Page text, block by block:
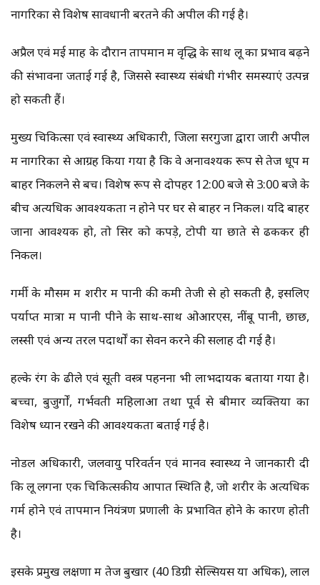
नागरिकों से विशेष सावधानी बरतने की अपील की गई है।
अप्रैल एवं मई माह के दौरान तापमान में वृद्धि के साथ लू का प्रभाव बढ़ने
की संभावना जताई गई है, जिससे स्वास्थ्य संबंधी गंभीर समस्याएं उत्पन्न
हो सकती हैं।
मुख्य चिकित्सा एवं स्वास्थ्य अधिकारी, जिला सरगुजा द्वारा जारी अपील
में नागरिकों से आग्रह किया गया है कि वे अनावश्यक रूप से तेज धूप में
बाहर निकलने से बचें। विशेष रूप से दोपहर 12:00 बजे से 3:00 बजे के
बीच अत्यधिक आवश्यकता न होने पर घर से बाहर न निकलें। यदि बाहर
जाना आवश्यक हो, तो सिर को कपड़े, टोपी या छाते से ढककर ही
निकलें।
गर्मी के मौसम में शरीर में पानी की कमी तेजी से हो सकती है, इसलिए
पर्याप्त मात्रा में पानी पीने के साथ-साथ ओआरएस, नींबू पानी, छाछ,
लस्सी एवं अन्य तरल पदार्थों का सेवन करने की सलाह दी गई है।
हल्के रंग के ढीले एवं सूती वस्त्र पहनना भी लाभदायक बताया गया है।
बच्चों, बुजुर्गों, गर्भवती महिलाओं तथा पूर्व से बीमार व्यक्तियों का
विशेष ध्यान रखने की आवश्यकता बताई गई है।
नोडल अधिकारी, जलवायु परिवर्तन एवं मानव स्वास्थ्य ने जानकारी दी
कि लू लगना एक चिकित्सकीय आपात स्थिति है, जो शरीर के अत्यधिक
गर्म होने एवं तापमान नियंत्रण प्रणाली के प्रभावित होने के कारण होती
है।
इसके प्रमुख लक्षणों में तेज बुखार (40 डिग्री सेल्सियस या अधिक), लाल